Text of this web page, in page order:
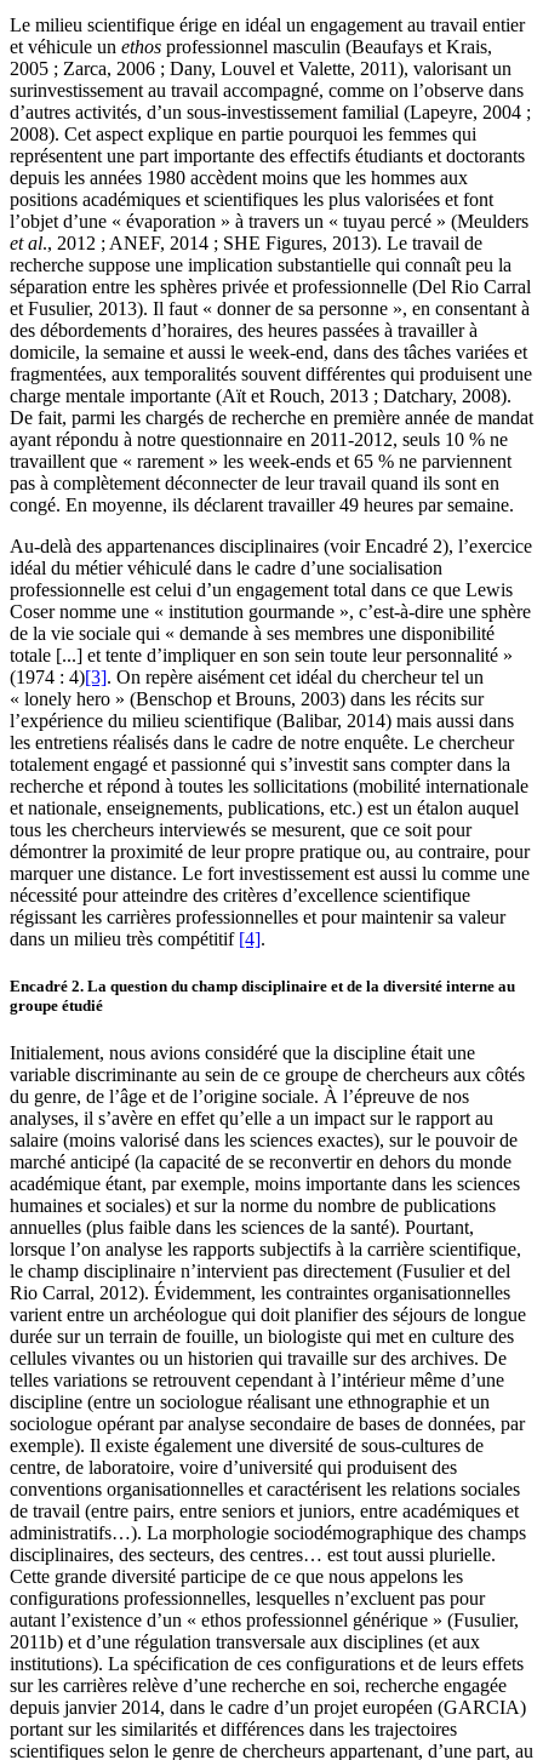
Le milieu scientifique érige en idéal un engagement au travail entier
et véhicule un ethos professionnel masculin (Beaufays et Krais,
2005 ; Zarca, 2006 ; Dany, Louvel et Valette, 2011), valorisant un
surinvestissement au travail accompagné, comme on l’observe dans
d’autres activités, d’un sous-investissement familial (Lapeyre, 2004 ;
2008). Cet aspect explique en partie pourquoi les femmes qui
représentent une part importante des effectifs étudiants et doctorants
depuis les années 1980 accèdent moins que les hommes aux
positions académiques et scientifiques les plus valorisées et font
l’objet d’une « évaporation » à travers un « tuyau percé » (Meulders
et al., 2012 ; ANEF, 2014 ; SHE Figures, 2013). Le travail de
recherche suppose une implication substantielle qui connaît peu la
séparation entre les sphères privée et professionnelle (Del Rio Carral
et Fusulier, 2013). Il faut « donner de sa personne », en consentant à
des débordements d’horaires, des heures passées à travailler à
domicile, la semaine et aussi le week-end, dans des tâches variées et
fragmentées, aux temporalités souvent différentes qui produisent une
charge mentale importante (Aït et Rouch, 2013 ; Datchary, 2008).
De fait, parmi les chargés de recherche en première année de mandat
ayant répondu à notre questionnaire en 2011-2012, seuls 10 % ne
travaillent que « rarement » les week-ends et 65 % ne parviennent
pas à complètement déconnecter de leur travail quand ils sont en
congé. En moyenne, ils déclarent travailler 49 heures par semaine.
Au-delà des appartenances disciplinaires (voir Encadré 2), l’exercice
idéal du métier véhiculé dans le cadre d’une socialisation
professionnelle est celui d’un engagement total dans ce que Lewis
Coser nomme une « institution gourmande », c’est-à-dire une sphère
de la vie sociale qui « demande à ses membres une disponibilité
totale [...] et tente d’impliquer en son sein toute leur personnalité »
(1974 : 4)[3]. On repère aisément cet idéal du chercheur tel un
« lonely hero » (Benschop et Brouns, 2003) dans les récits sur
l’expérience du milieu scientifique (Balibar, 2014) mais aussi dans
les entretiens réalisés dans le cadre de notre enquête. Le chercheur
totalement engagé et passionné qui s’investit sans compter dans la
recherche et répond à toutes les sollicitations (mobilité internationale
et nationale, enseignements, publications, etc.) est un étalon auquel
tous les chercheurs interviewés se mesurent, que ce soit pour
démontrer la proximité de leur propre pratique ou, au contraire, pour
marquer une distance. Le fort investissement est aussi lu comme une
nécessité pour atteindre des critères d’excellence scientifique
régissant les carrières professionnelles et pour maintenir sa valeur
dans un milieu très compétitif [4].
Encadré 2. La question du champ disciplinaire et de la diversité interne au
groupe étudié
Initialement, nous avions considéré que la discipline était une
variable discriminante au sein de ce groupe de chercheurs aux côtés
du genre, de l’âge et de l’origine sociale. À l’épreuve de nos
analyses, il s’avère en effet qu’elle a un impact sur le rapport au
salaire (moins valorisé dans les sciences exactes), sur le pouvoir de
marché anticipé (la capacité de se reconvertir en dehors du monde
académique étant, par exemple, moins importante dans les sciences
humaines et sociales) et sur la norme du nombre de publications
annuelles (plus faible dans les sciences de la santé). Pourtant,
lorsque l’on analyse les rapports subjectifs à la carrière scientifique,
le champ disciplinaire n’intervient pas directement (Fusulier et del
Rio Carral, 2012). Évidemment, les contraintes organisationnelles
varient entre un archéologue qui doit planifier des séjours de longue
durée sur un terrain de fouille, un biologiste qui met en culture des
cellules vivantes ou un historien qui travaille sur des archives. De
telles variations se retrouvent cependant à l’intérieur même d’une
discipline (entre un sociologue réalisant une ethnographie et un
sociologue opérant par analyse secondaire de bases de données, par
exemple). Il existe également une diversité de sous-cultures de
centre, de laboratoire, voire d’université qui produisent des
conventions organisationnelles et caractérisent les relations sociales
de travail (entre pairs, entre seniors et juniors, entre académiques et
administratifs…). La morphologie sociodémographique des champs
disciplinaires, des secteurs, des centres… est tout aussi plurielle.
Cette grande diversité participe de ce que nous appelons les
configurations professionnelles, lesquelles n’excluent pas pour
autant l’existence d’un « ethos professionnel générique » (Fusulier,
2011b) et d’une régulation transversale aux disciplines (et aux
institutions). La spécification de ces configurations et de leurs effets
sur les carrières relève d’une recherche en soi, recherche engagée
depuis janvier 2014, dans le cadre d’un projet européen (GARCIA)
portant sur les similarités et différences dans les trajectoires
scientifiques selon le genre de chercheurs appartenant, d’une part, au